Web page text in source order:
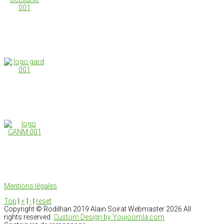
Mentions légales
Top | + | - | reset
Copyright © Rodilhan 2019 Alain Soirat Webmaster 2026 All
rights reserved. Custom Design by Youjoomla.com